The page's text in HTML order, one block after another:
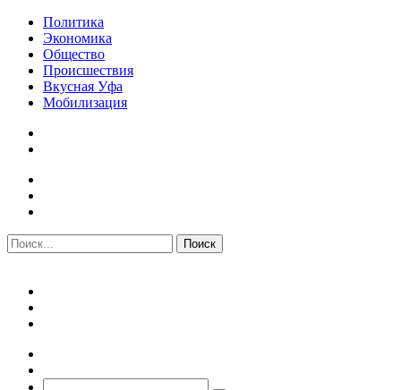
Политика
Экономика
Общество
Происшествия
Вкусная Уфа
Мобилизация